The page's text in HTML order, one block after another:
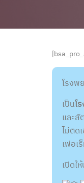
โรง
เป็นโ
และสั
ไม่ติด
เฟอ
เปิดใ